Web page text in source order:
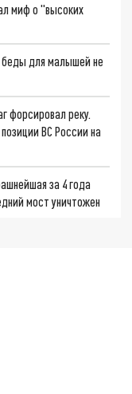
миф о "высоких
беды для малышей не
форсировал реку.
ВС России на
за 4 года
мост уничтожен